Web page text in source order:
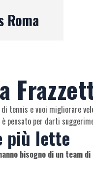
Roma
di tennis e vuoi migliorare
pensato per darti
più lette
bisogno di un team